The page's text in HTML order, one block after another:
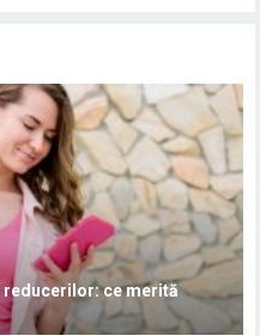
ce merită